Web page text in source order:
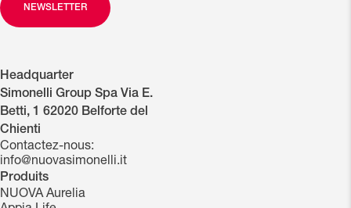
NEWSLETTER
Headquarter
Simonelli Group Spa Via E.
Betti, 1 62020 Belforte del
Chienti
Contactez-nous:
info@nuovasimonelli.it
Produits
NUOVA Aurelia